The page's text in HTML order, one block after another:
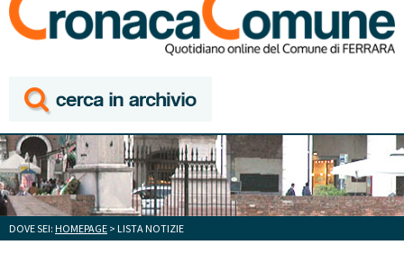
DOVE SEI: HOMEPAGE > LISTA NOTIZIE